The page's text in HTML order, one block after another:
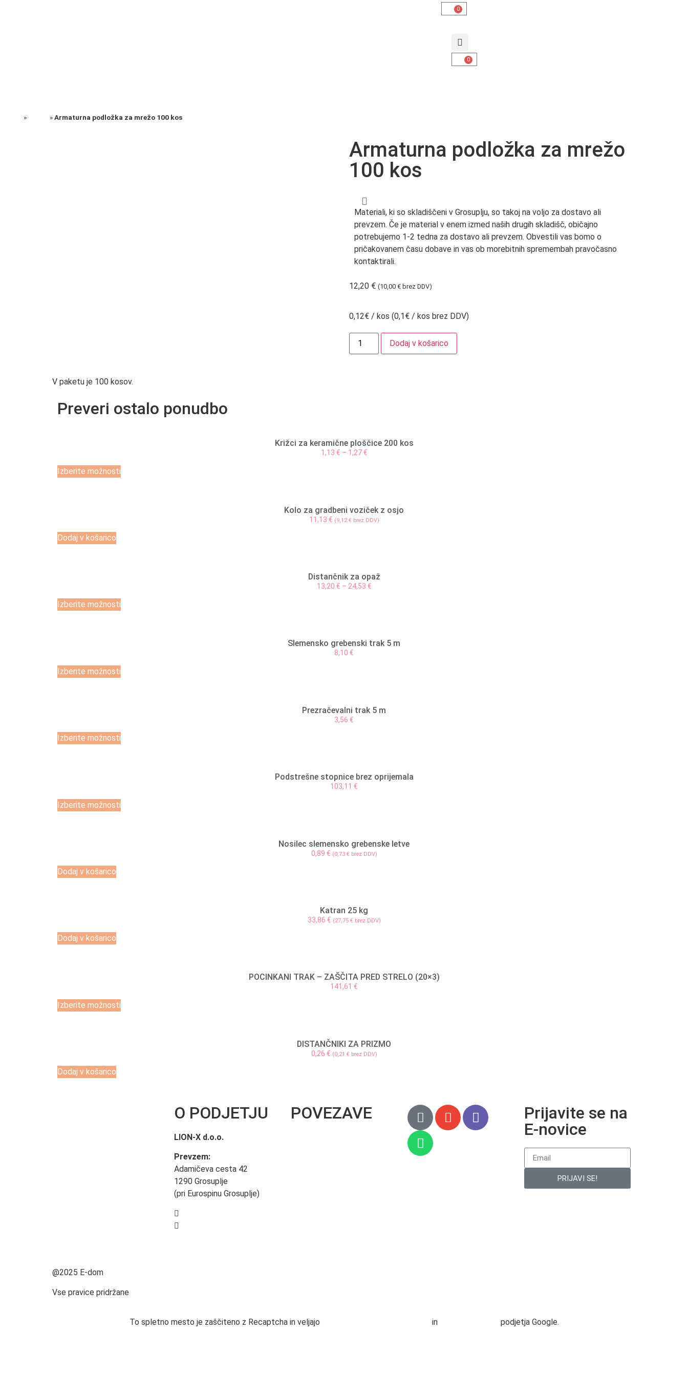
0
0
» »Armaturna podložka za mrežo 100 kos
Armaturna podložka za mrežo
100 kos
Materiali, ki so skladiščeni v Grosuplju, so takoj na voljo za dostavo ali
prevzem. Če je material v enem izmed naših drugih skladišč, običajno
potrebujemo 1-2 tedna za dostavo ali prevzem. Obvestili vas bomo o
pričakovanem času dobave in vas ob morebitnih spremembah pravočasno
kontaktirali.
12,20 € (10,00 € brez DDV)
0,12€ / kos (0,1€ / kos brez DDV)
Dodaj v košarico
V paketu je 100 kosov.
Preveri ostalo ponudbo
Križci za keramične ploščice 200 kos
1,13 € – 1,27€
Izberite možnosti
Kolo za gradbeni voziček z osjo
11,13 € (9,12 € brez DDV)
Dodaj v košarico
Distančnik za opaž
13,20 € – 24,53 €
Izberite možnosti
Slemensko grebenski trak 5 m
8,10 €
Izberite možnosti
Prezračevalni trak 5 m
3,56 €
Izberite možnosti
Podstrešne stopnice brez oprijemala
103,11 €
Izberite možnosti
Nosilec slemensko grebenske letve
0,89 € (0,73 € brez DDV)
Dodaj v košarico
Katran 25 kg
33,86 € (27,75 € brez DDV)
Dodaj v košarico
POCINKANI TRAK – ZAŠČITA PRED STRELO (20×3)
141,61 €
Izberite možnosti
DISTANČNIKI ZA PRIZMO
0,26 € (0,21 € brez DDV)
Dodaj v košarico
O PODJETJU
LION-X d.o.o.
Prevzem:
Adamičeva cesta 42
1290 Grosuplje
(pri Eurospinu Grosuplje)
POVEZAVE
Prijavite se na
E-novice
PRIJAVI SE!
@2025 E-dom
Vse pravice pridržane
To spletno mesto je zaščiteno z Recaptcha in veljajo in podjetja Google.